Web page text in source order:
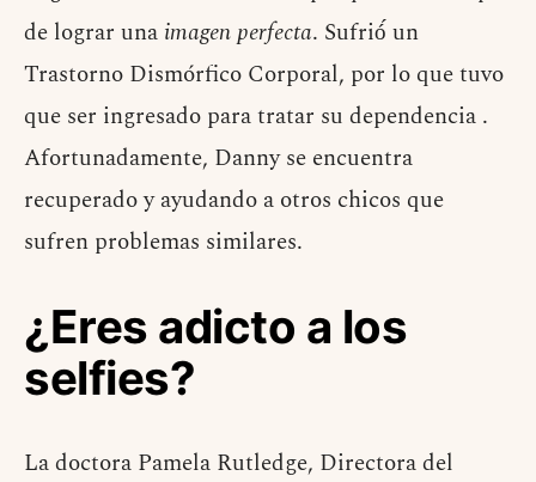
de lograr una imagen perfecta. Sufrió́ un
Trastorno Dismórfico Corporal, por lo que tuvo
que ser ingresado para tratar su dependencia .
Afortunadamente, Danny se encuentra
recuperado y ayudando a otros chicos que
sufren problemas similares.
¿Eres adicto a los
selfies?
La doctora Pamela Rutledge, Directora del